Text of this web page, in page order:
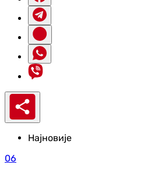
Најновије
06